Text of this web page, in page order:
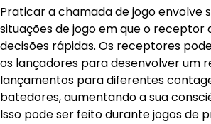
Praticar a chamada de jogo envolve
situações de jogo em que o receptor
decisões rápidas. Os receptores
os lançadores para desenvolver um
lançamentos para diferentes
batedores, aumentando a sua
Isso pode ser feito durante jogos de